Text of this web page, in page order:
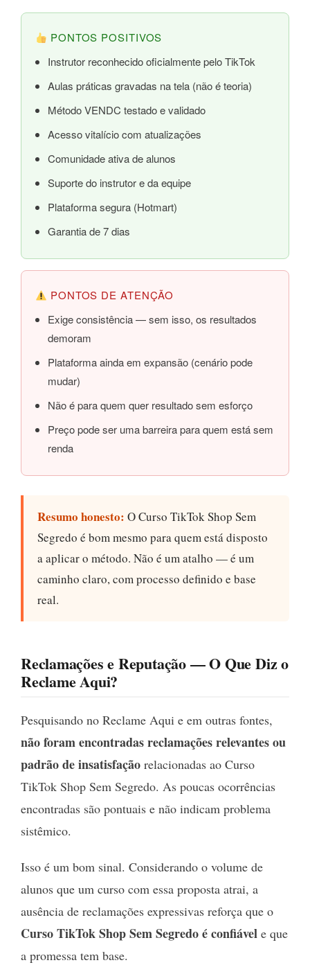
PONTOS POSITIVOS
Instrutor reconhecido oficialmente pelo TikTok
Aulas práticas gravadas na tela (não é teoria)
Método VENDC testado e validado
Acesso vitalício com atualizações
Comunidade ativa de alunos
Suporte do instrutor e da equipe
Plataforma segura (Hotmart)
Garantia de 7 dias
PONTOS DE ATENÇÃO
Exige consistência — sem isso, os resultados
demoram
Plataforma ainda em expansão (cenário pode
mudar)
Não é para quem quer resultado sem esforço
Preço pode ser uma barreira para quem está sem
renda
Resumo honesto: O Curso TikTok Shop Sem
Segredo é bom mesmo para quem está disposto
a aplicar o método. Não é um atalho — é um
caminho claro, com processo definido e base
real.
Reclamações e Reputação — O Que Diz o
Reclame Aqui?
Pesquisando no Reclame Aqui e em outras fontes,
não foram encontradas reclamações relevantes ou
padrão de insatisfação relacionadas ao Curso
TikTok Shop Sem Segredo. As poucas ocorrências
encontradas são pontuais e não indicam problema
sistêmico.
Isso é um bom sinal. Considerando o volume de
alunos que um curso com essa proposta atrai, a
ausência de reclamações expressivas reforça que o
Curso TikTok Shop Sem Segredo é confiável e que
a promessa tem base.